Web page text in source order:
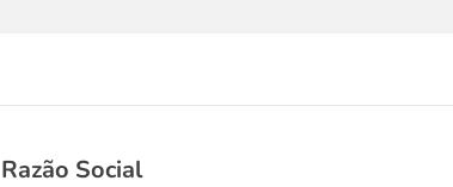
Razão Social